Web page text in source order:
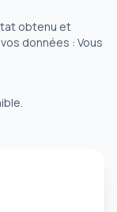
obtenu et
données : Vous